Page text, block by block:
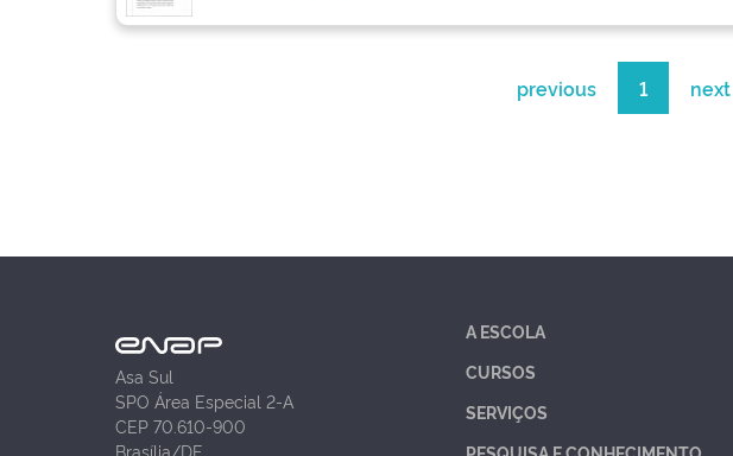
previous 1 next
Asa Sul
SPO Área Especial 2-A
CEP 70.610-900
Brasília/DF
A ESCOLA
CURSOS
SERVIÇOS